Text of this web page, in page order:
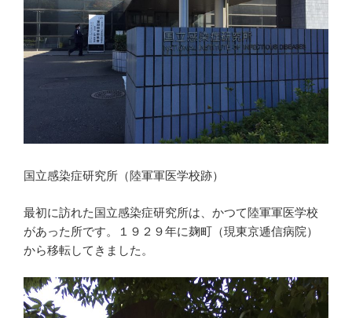
国立感染症研究所（陸軍軍医学校跡）
最初に訪れた国立感染症研究所は、かつて陸軍軍医学校
があった所です。１９２９年に麹町（現東京逓信病院）
から移転してきました。